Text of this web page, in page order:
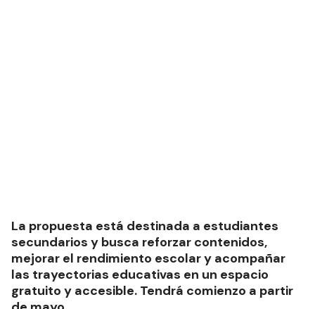
La propuesta está destinada a estudiantes
secundarios y busca reforzar contenidos,
mejorar el rendimiento escolar y acompañar
las trayectorias educativas en un espacio
gratuito y accesible. Tendrá comienzo a partir